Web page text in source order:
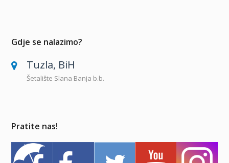
Gdje se nalazimo?
Tuzla, BiH
Šetalište Slana Banja b.b.
Pratite nas!